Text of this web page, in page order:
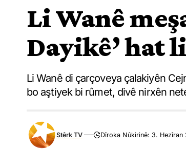
Li Wanê
Dayikê’ hat
Li Wanê di çarçoveya çalakiyên
bo aştiyek bi rûmet, divê nirxên
Stêrk TV Dîroka Nûkirinê: 3. Hezîran